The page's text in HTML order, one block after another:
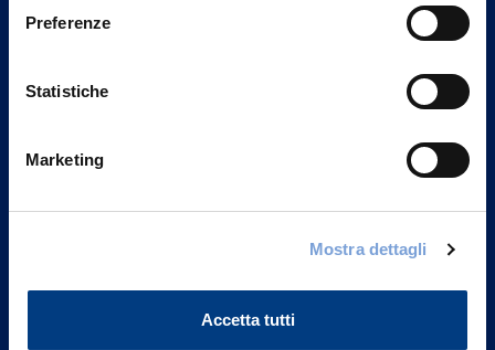
Preferenze
Statistiche
Marketing
Mostra dettagli
Accetta tutti